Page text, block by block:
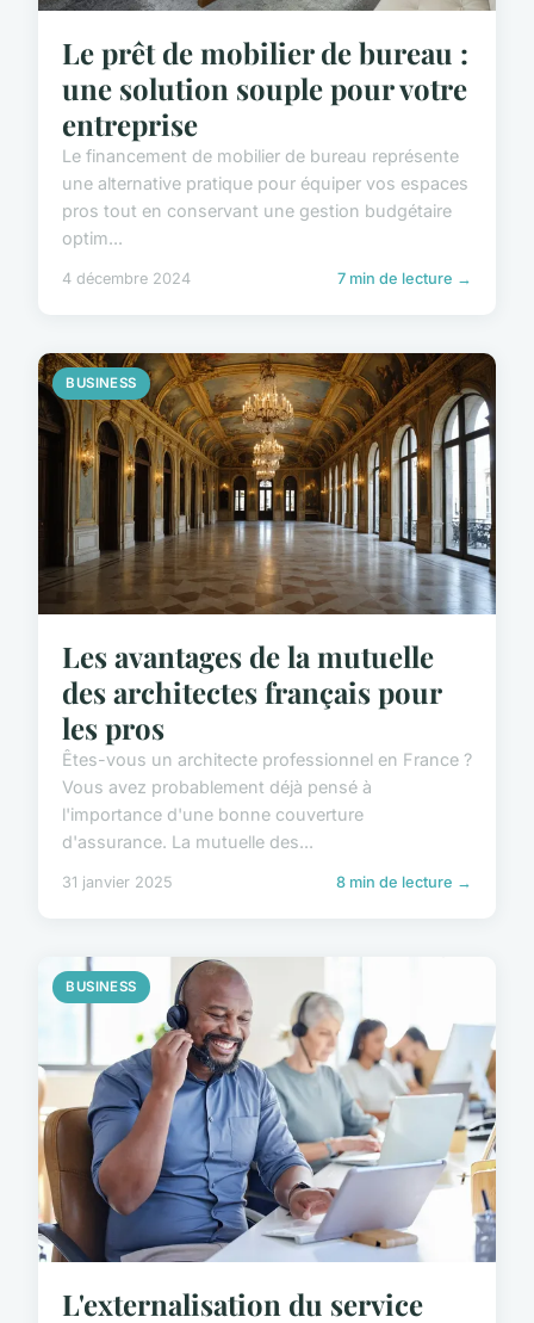
Le prêt de mobilier de bureau :
une solution souple pour votre
entreprise
Le financement de mobilier de bureau représente
une alternative pratique pour équiper vos espaces
pros tout en conservant une gestion budgétaire
optim...
4 décembre 2024 7 min de lecture →
BUSINESS
Les avantages de la mutuelle
des architectes français pour
les pros
Êtes-vous un architecte professionnel en France ?
Vous avez probablement déjà pensé à
l'importance d'une bonne couverture
d'assurance. La mutuelle des...
31 janvier 2025 8 min de lecture →
BUSINESS
L'externalisation du service